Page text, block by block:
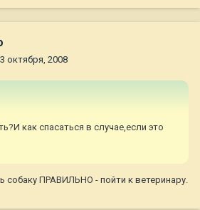
октября, 2008
как спасаться в случае,если это
собаку ПРАВИЛЬНО - пойти к ветеринару.